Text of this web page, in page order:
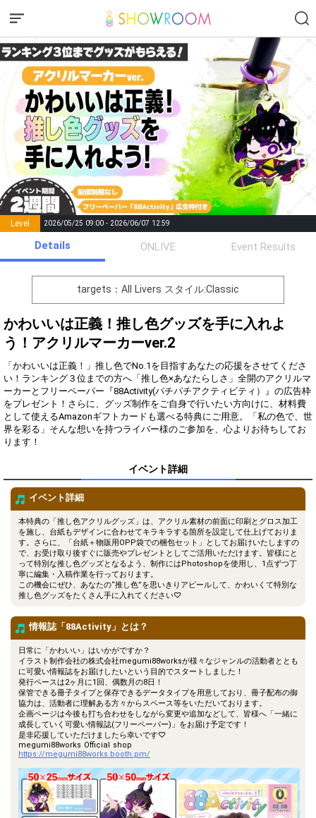
Level 2026/05/25 09:00 - 2026/06/07 12:59
Points List of Goal
number of
positions
Rema
0 Event Begins!
オリジナルアバター制作権獲
得！
Gifting
Throw gifts to the stage and join
the live performance.
First, try throwing free Stars
(once a day)! You can also charge
Show Gold to purchase gifts
(available from 1 JPY)! When you
continue to send gifts to the
ranking go up.
To cheer on performers, you can
send them gifts.
To send performers paid items,
you must use Show Gold.
You can post comments. Please
refrain from posting comments
that may offend performers or
other users.
Close
Details ONLIVE Event Results
targets：All Livers スタイル:Classic
かわいいは正義！推し色グッズを手に入れよ
う！アクリルマーカーver.2
「かわいいは正義！」推し色でNo.1を目指すあなたの応援をさせてくださ
い！ランキング３位までの方へ「推し色×あなたらしさ」全開のアクリルマ
ーカーとフリーペーパー『88Activity(パチパチアクティビティ）』の広告枠
をプレゼント！さらに、グッズ制作をご自身で行いたい方向けに、材料費
として使えるAmazonギフトカードも選べる特典にご用意。「私の色で、世
界を彩る」そんな想いを持つライバー様のご参加を、心よりお待ちしてお
ります！
イベント詳細
イベント詳細
本特典の「推し色アクリルグッズ」は、アクリル素材の前面に印刷とグロス加工
を施し、台紙もデザインに合わせてキラキラする箇所を設定して仕上げておりま
す。さらに、「台紙＋物販用OPP袋での梱包セット」としてお届けいたしますの
で、お受け取り後すぐに販売やプレゼントとしてご活用いただけます。皆様にと
って特別な推し色グッズとなるよう、制作にはPhotoshopを使用し、1点ずつ丁
寧に編集・入稿作業を行っております。
この機会にぜひ、あなたの“推し色”を思いきりアピールして、かわいくて特別な
推し色グッズをたくさん手に入れてください♡
情報誌「88Activity」とは？
日常に「かわいい」はいかがですか？
イラスト制作会社の株式会社megumi88worksが様々なジャンルの活動者ととも
に可愛い情報誌をお届けしたいという目的でスタートしました！
発行ペースは2ヶ月に1回、偶数月の8日！
保管できる冊子タイプと保存できるデータタイプを用意しており、冊子配布の御
協力は、活動者に理解ある方々からスペース等をいただいております。
企画ページは今後も打ち合わせをしながら変更や追加などして、皆様へ「一緒に
成長していく可愛い情報誌(フリーペーパー)」をお届け予定です！
是非応援していただけましたら幸いです♡
megumi88works Official shop
https://megumi88works.booth.pm/